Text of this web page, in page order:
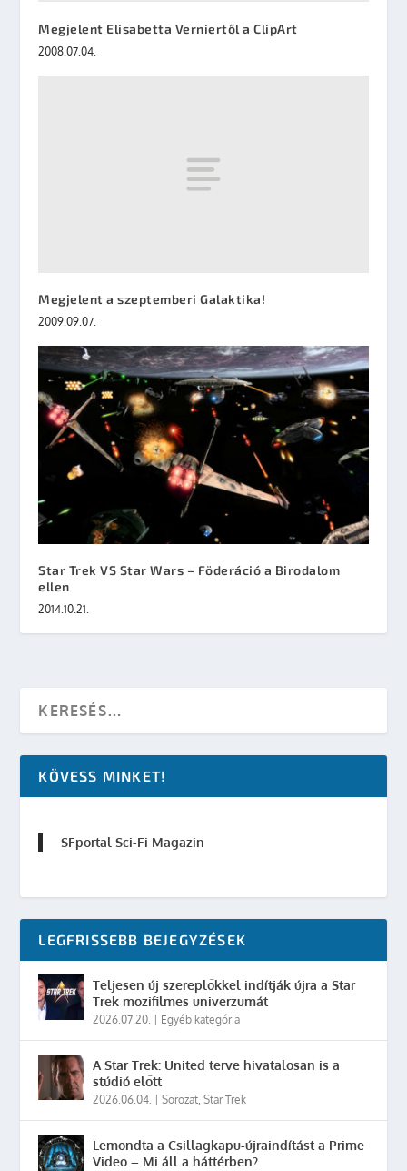
Megjelent Elisabetta Verniertől a ClipArt
2008.07.04.
Megjelent a szeptemberi Galaktika!
2009.09.07.
Star Trek VS Star Wars – Föderáció a Birodalom
ellen
2014.10.21.
KÖVESS MINKET!
SFportal Sci-Fi Magazin
LEGFRISSEBB BEJEGYZÉSEK
Teljesen új szereplőkkel indítják újra a Star
Trek mozifilmes univerzumát
2026.07.20. Egyéb kategória
A Star Trek: United terve hivatalosan is a
stúdió előtt
2026.06.04. |Sorozat,Star Trek
Lemondta a Csillagkapu-újraindítást a Prime
Video – Mi áll a háttérben?